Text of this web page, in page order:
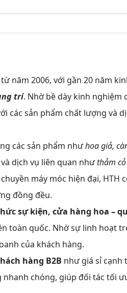
năm 2006, với gần 20 năm
trí. Nhờ bề dày kinh nghiệm
các sản phẩm chất lượng và
các sản phẩm nhưhoa giả,
dịch vụ liên quan nhưthảm
máy móc hiện đại, HTH
đồng đều.
sự kiện, cửa hàng hoa –
toàn quốc. Nhờ sự linh hoạt
của khách hàng.
hàng B2B như giá sỉ cạnh
chóng, giúp đối tác tối